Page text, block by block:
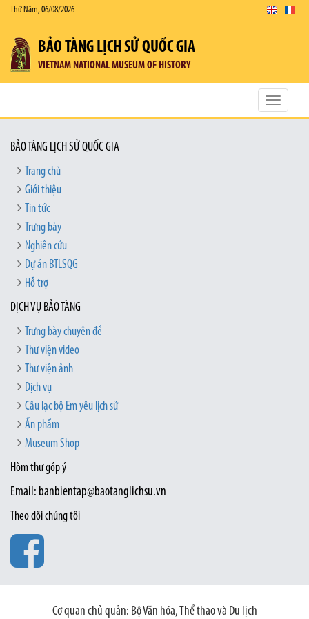
Thứ Năm, 06/08/2026
BẢO TÀNG LỊCH SỬ QUỐC GIA
VIETNAM NATIONAL MUSEUM OF HISTORY
Toggle
BẢO TÀNG LỊCH SỬ QUỐC GIA
Trang chủ
Giới thiệu
Tin tức
Trưng bày
Nghiên cứu
Dự án BTLSQG
Hỗ trợ
DỊCH VỤ BẢO TÀNG
Trưng bày chuyên đề
Thư viện video
Thư viện ảnh
Dịch vụ
Câu lạc bộ Em yêu lịch sử
Ấn phẩm
Museum Shop
Hòm thư góp ý
Email: banbientap@baotanglichsu.vn
Theo dõi chúng tôi
Cơ quan chủ quản: Bộ Văn hóa, Thể thao và Du lịch